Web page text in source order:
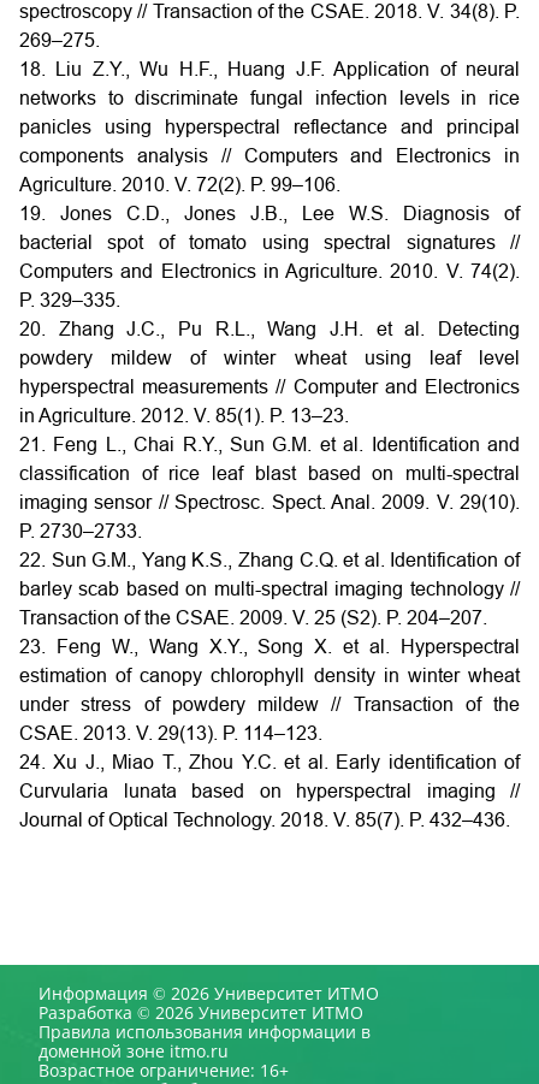
spectroscopy // Transaction of the CSAE. 2018. V. 34(8). P.
269–275.
18. Liu Z.Y., Wu H.F., Huang J.F. Application of neural
networks to discriminate fungal infection levels in rice
panicles using hyperspectral reflectance and principal
components analysis // Computers and Electronics in
Agriculture. 2010. V. 72(2). P. 99–106.
19. Jones C.D., Jones J.B., Lee W.S. Diagnosis of
bacterial spot of tomato using spectral signatures //
Computers and Electronics in Agriculture. 2010. V. 74(2).
P. 329–335.
20. Zhang J.C., Pu R.L., Wang J.H. et al. Detecting
powdery mildew of winter wheat using leaf level
hyperspectral measurements // Computer and Electronics
in Agriculture. 2012. V. 85(1). P. 13–23.
21. Feng L., Chai R.Y., Sun G.M. et al. Identification and
classification of rice leaf blast based on multi-spectral
imaging sensor // Spectrosc. Spect. Anal. 2009. V. 29(10).
P. 2730–2733.
22. Sun G.M., Yang K.S., Zhang C.Q. et al. Identification of
barley scab based on multi-spectral imaging technology //
Transaction of the CSAE. 2009. V. 25 (S2). P. 204–207.
23. Feng W., Wang X.Y., Song X. et al. Hyperspectral
estimation of canopy chlorophyll density in winter wheat
under stress of powdery mildew // Transaction of the
CSAE. 2013. V. 29(13). P. 114–123.
24. Xu J., Miao T., Zhou Y.C. et al. Early identification of
Curvularia lunata based on hyperspectral imaging //
Journal of Optical Technology. 2018. V. 85(7). P. 432–436.
Информация © 2026 Университет ИТМО
Разработка © 2026 Университет ИТМО
Правила использования информации в
доменной зоне itmo.ru
Возрастное ограничение: 16+